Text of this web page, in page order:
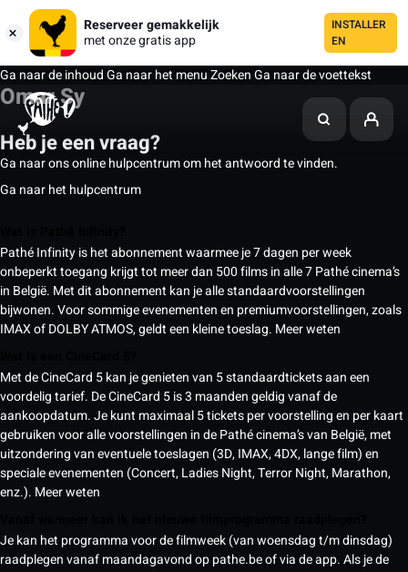
Reserveer gemakkelijk
met onze gratis app
INSTALLER
EN
Ga naar de inhoudGa naar het menuZoekenGa naar de voettekst
Omar Sy
Heb je een vraag?
Ga naar ons online hulpcentrum om het antwoord te vinden.
Ga naar het hulpcentrum
Pathé Infinity is het abonnement waarmee je 7 dagen per week
onbeperkt toegang krijgt tot meer dan 500 films in alle 7 Pathé cinema’s
in België. Met dit abonnement kan je alle standaardvoorstellingen
bijwonen. Voor sommige evenementen en premiumvoorstellingen, zoals
IMAX of DOLBY ATMOS, geldt een kleine toeslag. Meer weten
Met de CineCard 5 kan je genieten van 5 standaardtickets aan een
voordelig tarief. De CineCard 5 is 3 maanden geldig vanaf de
aankoopdatum. Je kunt maximaal 5 tickets per voorstelling en per kaart
gebruiken voor alle voorstellingen in de Pathé cinema’s van België, met
uitzondering van eventuele toeslagen (3D, IMAX, 4DX, lange film) en
speciale evenementen (Concert, Ladies Night, Terror Night, Marathon,
enz.). Meer weten
Je kan het programma voor de filmweek (van woensdag t/m dinsdag)
raadplegen vanaf maandagavond op pathe.be of via de app. Als je de